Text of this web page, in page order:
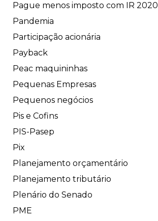
Pague menos imposto com IR 2020
Pandemia
Participação acionária
Payback
Peac maquininhas
Pequenas Empresas
Pequenos negócios
Pis e Cofins
PIS-Pasep
Pix
Planejamento orçamentário
Planejamento tributário
Plenário do Senado
PME